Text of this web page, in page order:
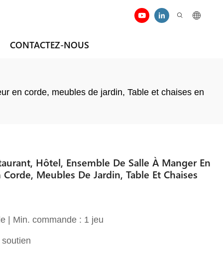
CONTACTEZ-NOUS
en corde, meubles de jardin, Table et chaises en
Hôtel, Ensemble De Salle À Manger En
Meubles De Jardin, Table Et Chaises
| Min. commande : 1 jeu